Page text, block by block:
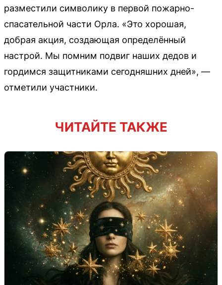
разместили символику в первой пожарно-
спасательной части Орла. «Это хорошая,
добрая акция, создающая определённый
настрой. Мы помним подвиг наших дедов и
гордимся защитниками сегодняшних дней», —
отметили участники.
ЧИТАЙТЕ ТАКЖЕ